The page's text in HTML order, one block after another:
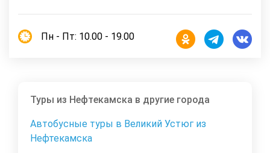
Пн - Пт: 10.00 - 19.00
Туры из Нефтекамска в другие города
Автобусные туры в Великий Устюг из
Нефтекамска